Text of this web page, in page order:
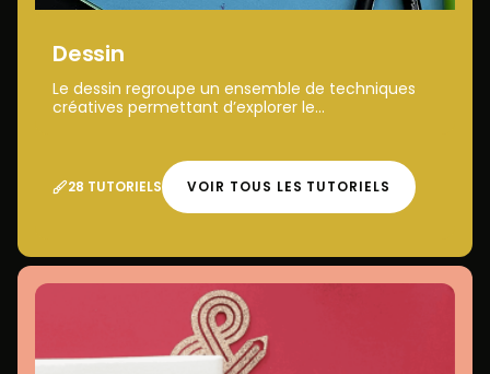
Dessin
Le dessin regroupe un ensemble de techniques
créatives permettant d’explorer le...
28 TUTORIELS VOIR TOUS LES TUTORIELS